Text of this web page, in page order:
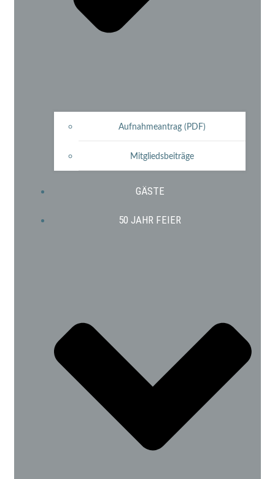
Aufnahmeantrag (PDF)
Mitgliedsbeiträge
GÄSTE
50 JAHR FEIER